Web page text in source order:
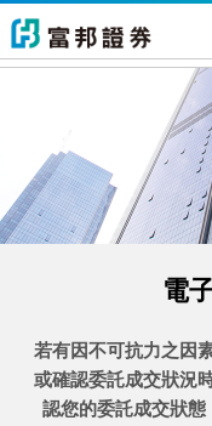
電
若有因不可抗力之因
或確認委託成交狀況
認您的委託成交狀